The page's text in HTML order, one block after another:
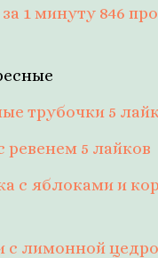
1 минуту 846
трубочки 5
ревенем 5 лайков
с яблоками и
с лимонной